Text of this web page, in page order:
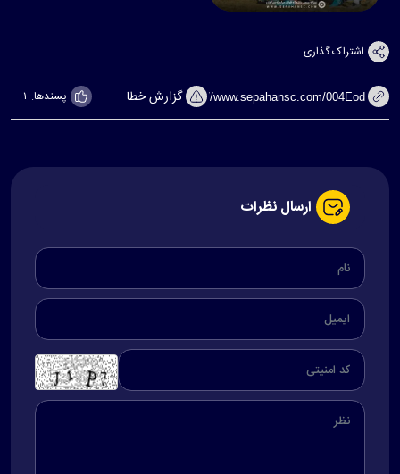
اشتراک گذاری
گزارش خطا پسندها: ۱
ارسال نظرات